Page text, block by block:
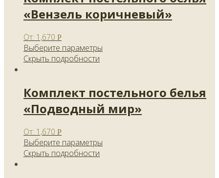
«Вензель коричневый»
От: 1,670 Р
Выберите параметры
Скрыть подробности
Комплект постельного белья
«Подводный мир»
От: 1,670 Р
Выберите параметры
Скрыть подробности